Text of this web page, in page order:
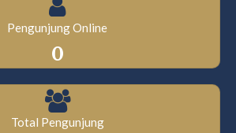
Pengunjung Online
0
Total Pengunjung